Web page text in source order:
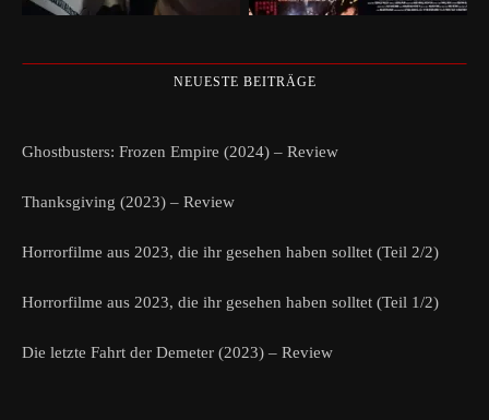
NEUESTE BEITRÄGE
Ghostbusters: Frozen Empire (2024) – Review
Thanksgiving (2023) – Review
Horrorfilme aus 2023, die ihr gesehen haben solltet (Teil 2/2)
Horrorfilme aus 2023, die ihr gesehen haben solltet (Teil 1/2)
Die letzte Fahrt der Demeter (2023) – Review